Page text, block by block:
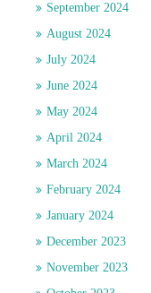
September 2024
August 2024
July 2024
June 2024
May 2024
April 2024
March 2024
February 2024
January 2024
December 2023
November 2023